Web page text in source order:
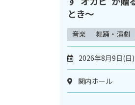
とき～
音楽 舞踊・演劇
2026年8月9日(日)
関内ホール